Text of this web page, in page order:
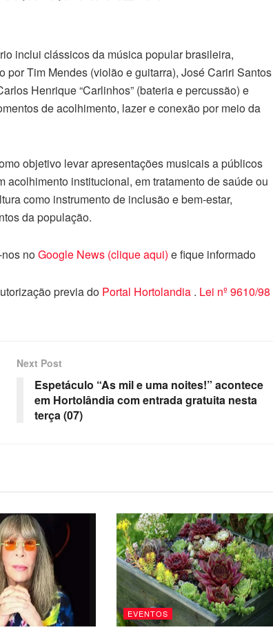
inclui clássicos da música popular brasileira,
por Tim Mendes (violão e guitarra), José Cariri Santos
Henrique “Carlinhos” (bateria e percussão) e
de acolhimento, lazer e conexão por meio da
objetivo levar apresentações musicais a públicos
institucional, em tratamento de saúde ou
como instrumento de inclusão e bem-estar,
da população.
noGoogle News (clique aqui) e fique informado
previa do Portal Hortolandia . Lei nº 9610/98
Next Post
Espetáculo “As mil e uma noites!” acontece
em Hortolândia com entrada gratuita nesta
terça (07)
EVENTOS